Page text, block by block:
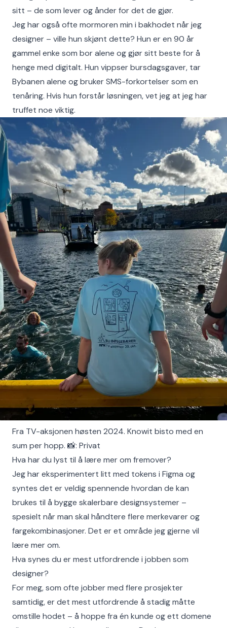
sitt – de som lever og ånder for det de gjør.
Jeg har også ofte mormoren min i bakhodet når jeg
designer – ville hun skjønt dette? Hun er en 90 år
gammel enke som bor alene og gjør sitt beste for å
henge med digitalt. Hun vippser bursdagsgaver, tar
Bybanen alene og bruker SMS-forkortelser som en
tenåring. Hvis hun forstår løsningen, vet jeg at jeg har
truffet noe viktig.
Fra TV-aksjonen høsten 2024. Knowit bisto med en
sum per hopp. 📸: Privat
Hva har du lyst til å lære mer om fremover?
Jeg har eksperimentert litt med tokens i Figma og
syntes det er veldig spennende hvordan de kan
brukes til å bygge skalerbare designsystemer –
spesielt når man skal håndtere flere merkevarer og
fargekombinasjoner. Det er et område jeg gjerne vil
lære mer om.
Hva synes du er mest utfordrende i jobben som
designer?
For meg, som ofte jobber med flere prosjekter
samtidig, er det mest utfordrende å stadig måtte
omstille hodet – å hoppe fra én kunde og ett domene